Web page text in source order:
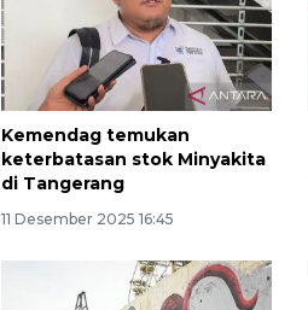
Kemendag temukan
keterbatasan stok Minyakita
di Tangerang
11 Desember 2025 16:45